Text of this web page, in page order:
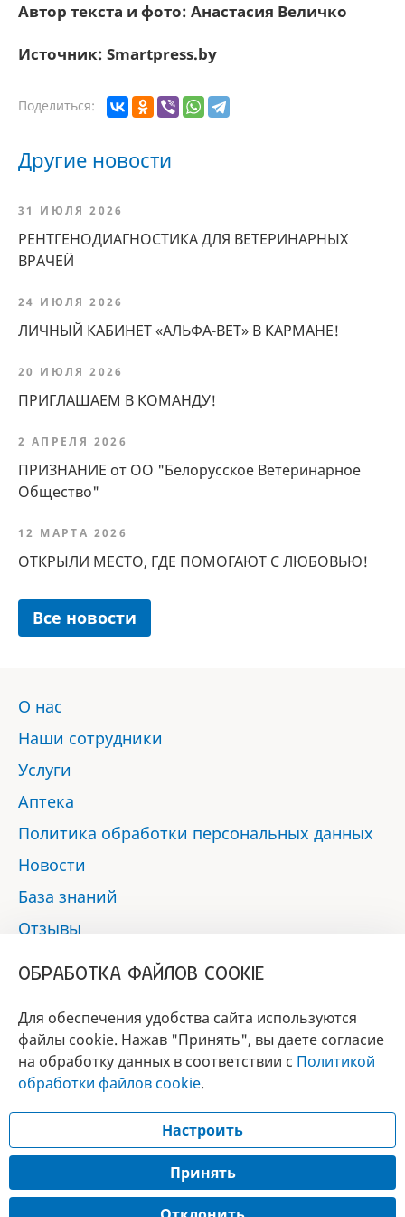
Автор текста и фото: Анастасия Величко
Источник: Smartpress.by
Поделиться:
Другие новости
31 ИЮЛЯ 2026
РЕНТГЕНОДИАГНОСТИКА ДЛЯ ВЕТЕРИНАРНЫХ
ВРАЧЕЙ
24 ИЮЛЯ 2026
ЛИЧНЫЙ КАБИНЕТ «АЛЬФА-ВЕТ» В КАРМАНЕ!
20 ИЮЛЯ 2026
ПРИГЛАШАЕМ В КОМАНДУ!
2 АПРЕЛЯ 2026
ПРИЗНАНИЕ от ОО "Белорусское Ветеринарное
Общество"
12 МАРТА 2026
ОТКРЫЛИ МЕСТО, ГДЕ ПОМОГАЮТ С ЛЮБОВЬЮ!
Все новости
О нас
Наши сотрудники
Услуги
Аптека
Политика обработки персональных данных
Новости
База знаний
Отзывы
БРЕНД
ГОДА 2017 - 2019
© 2017 - 2026 «Альфа-вет»
Разработка сайта —
ОБРАБОТКА ФАЙЛОВ COOKIE
Для обеспечения удобства сайта используются
файлы cookie. Нажав "Принять", вы даете согласие
на обработку данных в соответствии с Политикой
обработки файлов cookie.
Настроить
Принять